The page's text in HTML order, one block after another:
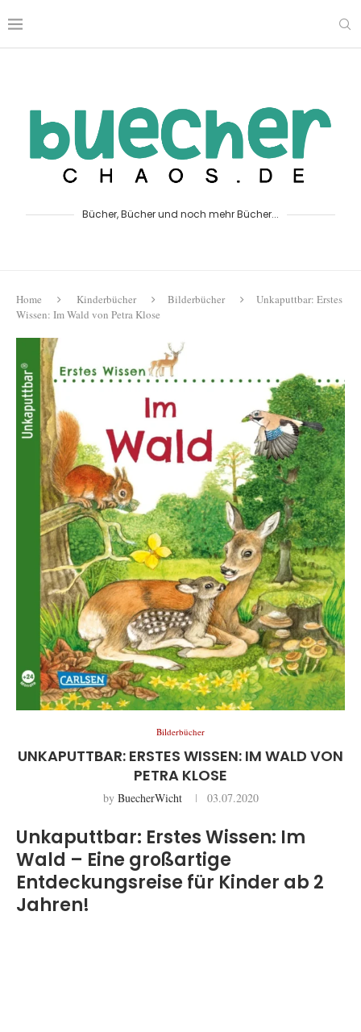
Bücher, Bücher und noch mehr Bücher...
Home Kinderbücher Bilderbücher
Unkaputtbar: Erstes
Wissen: Im Wald von Petra Klose
Bilderbücher
UNKAPUTTBAR: ERSTES WISSEN: IM WALD VON
PETRA KLOSE
by BuecherWicht 03.07.2020
Unkaputtbar: Erstes Wissen: Im
Wald – Eine großartige
Entdeckungsreise für Kinder ab 2
Jahren!